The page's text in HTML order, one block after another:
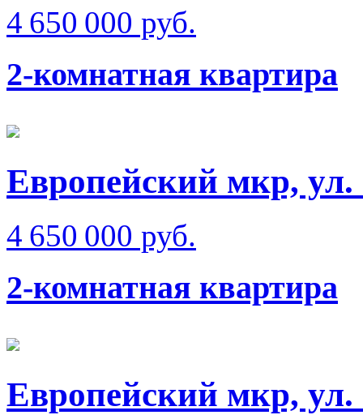
4 650 000 руб.
2-комнатная квартира
Европейский мкр, ул.
4 650 000 руб.
2-комнатная квартира
Европейский мкр, ул.